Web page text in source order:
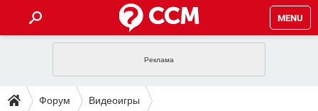
MENU
INSTAGRAM
ПОЛЕЗНЫЕ СОВЕТЫ
Форум Видеоигры